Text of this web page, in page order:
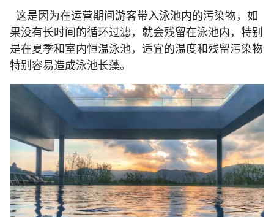
这是因为在运营期间游客带入泳池内的污染物，如
果没有长时间的循环过滤，就会残留在泳池内，特别
是在夏季和室内恒温泳池，适宜的温度和残留污染物
特别容易造成泳池长藻。